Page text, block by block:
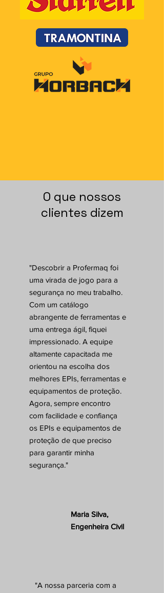
O que nossos
clientes dizem
"Descobrir a Profermaq foi
uma virada de jogo para a
segurança no meu trabalho.
Com um catálogo
abrangente de ferramentas e
uma entrega ágil, fiquei
impressionado. A equipe
altamente capacitada me
orientou na escolha dos
melhores EPIs, ferramentas e
equipamentos de proteção.
Agora, sempre encontro
com facilidade e confiança
os EPIs e equipamentos de
proteção de que preciso
para garantir minha
segurança."
Maria Silva,
Engenheira Civil
"A nossa parceria com a